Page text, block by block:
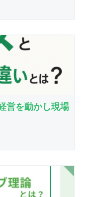
営を動かし現場